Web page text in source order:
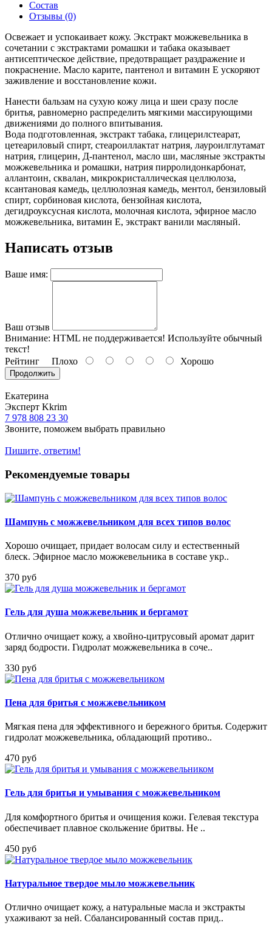
Состав
Отзывы (0)
Освежает и успокаивает кожу. Экстракт можжевельника в
сочетании с экстрактами ромашки и табака оказывает
антисептическое действие, предотвращает раздражение и
покраснение. Масло карите, пантенол и витамин Е ускоряют
заживление и восстановление кожи.
Нанести бальзам на сухую кожу лица и шеи сразу после
бритья, равномерно распределить мягкими массирующими
движениями до полного впитывания.
Вода подготовленная, экстракт табака, глицерилстеарат,
цетеариловый спирт, стеароиллактат натрия, лауроилглутамат
натрия, глицерин, Д-пантенол, масло ши, масляные экстракты
можжевельника и ромашки, натрия пирролидонкарбонат,
аллантоин, сквалан, микрокристаллическая целлюлоза,
ксантановая камедь, целлюлозная камедь, ментол, бензиловый
спирт, сорбиновая кислота, бензойная кислота,
дегидроуксусная кислота, молочная кислота, эфирное масло
можжевельника, витамин Е, экстракт ванили масляный.
Написать отзыв
Ваше имя:
Ваш отзыв
Внимание: HTML не поддерживается! Используйте обычный
текст!
Рейтинг Плохо Хорошо
Продолжить
Екатерина
Эксперт Kkrim
7 978 808 23 30
Звоните, поможем выбрать правильно
Пишите, ответим!
Рекомендуемые товары
Шампунь с можжевельником для всех типов волос
Хорошо очищает, придает волосам силу и естественный
блеск. Эфирное масло можжевельника в составе укр..
370 руб
Гель для душа можжевельник и бергамот
Отлично очищает кожу, а хвойно-цитрусовый аромат дарит
заряд бодрости. Гидролат можжевельника в соче..
330 руб
Пена для бритья с можжевельником
Мягкая пена для эффективного и бережного бритья. Содержит
гидролат можжевельника, обладающий противо..
470 руб
Гель для бритья и умывания с можжевельником
Для комфортного бритья и очищения кожи. Гелевая текстура
обеспечивает плавное скольжение бритвы. Не ..
450 руб
Натуральное твердое мыло можжевельник
Отлично очищает кожу, а натуральные масла и экстракты
ухаживают за ней. Сбалансированный состав прид..